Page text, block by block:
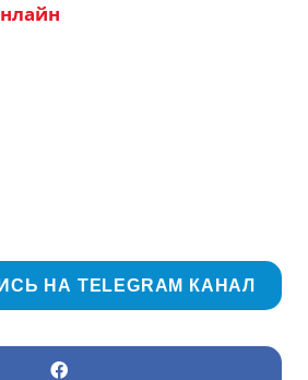
НА TELEGRAM КАНАЛ